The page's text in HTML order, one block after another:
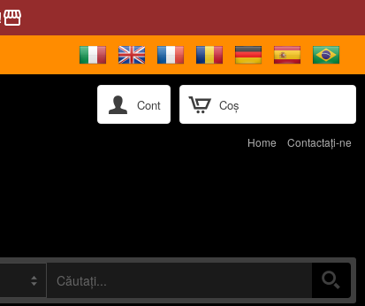
storefront
Coș
Cont
Home Contactaţi-ne